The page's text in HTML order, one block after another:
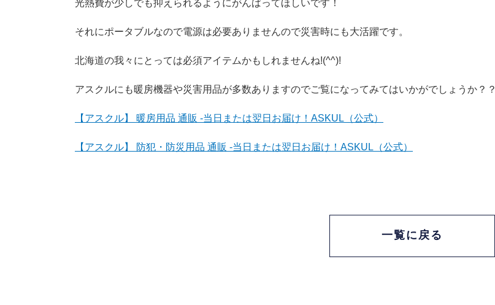
光熱費が少しでも抑えられるようにがんばってほしいです！
それにポータブルなので電源は必要ありませんので災害時にも大活躍です。
北海道の我々にとっては必須アイテムかもしれませんね!(^^)!
アスクルにも暖房機器や災害用品が多数ありますのでご覧になってみてはいかがでしょうか？？
【アスクル】 暖房用品 通販 -当日または翌日お届け！ASKUL（公式）
【アスクル】 防犯・防災用品 通販 -当日または翌日お届け！ASKUL（公式）
一覧に戻る